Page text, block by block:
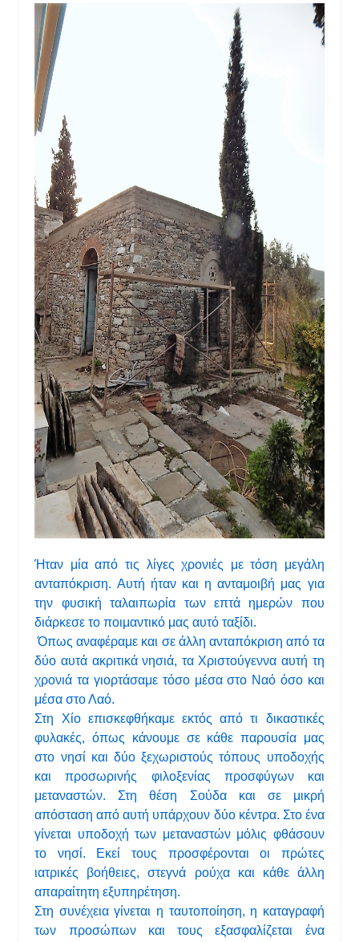
Ήταν μία από τις λίγες χρονιές με τόση μεγάλη
ανταπόκριση. Αυτή ήταν και η ανταμοιβή μας για
την φυσική ταλαιπωρία των επτά ημερών που
διάρκεσε το ποιμαντικό μας αυτό ταξίδι.
Όπως αναφέραμε και σε άλλη ανταπόκριση από τα
δύο αυτά ακριτικά νησιά, τα Χριστούγεννα αυτή τη
χρονιά τα γιορτάσαμε τόσο μέσα στο Ναό όσο και
μέσα στο Λαό.
Στη Χίο επισκεφθήκαμε εκτός από τι δικαστικές
φυλακές, όπως κάνουμε σε κάθε παρουσία μας
στο νησί και δύο ξεχωριστούς τόπους υποδοχής
και προσωρινής φιλοξενίας προσφύγων και
μεταναστών. Στη θέση Σούδα και σε μικρή
απόσταση από αυτή υπάρχουν δύο κέντρα. Στο ένα
γίνεται υποδοχή των μεταναστών μόλις φθάσουν
το νησί. Εκεί τους προσφέρονται οι πρώτες
ιατρικές βοήθειες, στεγνά ρούχα και κάθε άλλη
απαραίτητη εξυπηρέτηση.
Στη συνέχεια γίνεται η ταυτοποίηση, η καταγραφή
των προσώπων και τους εξασφαλίζεται ένα